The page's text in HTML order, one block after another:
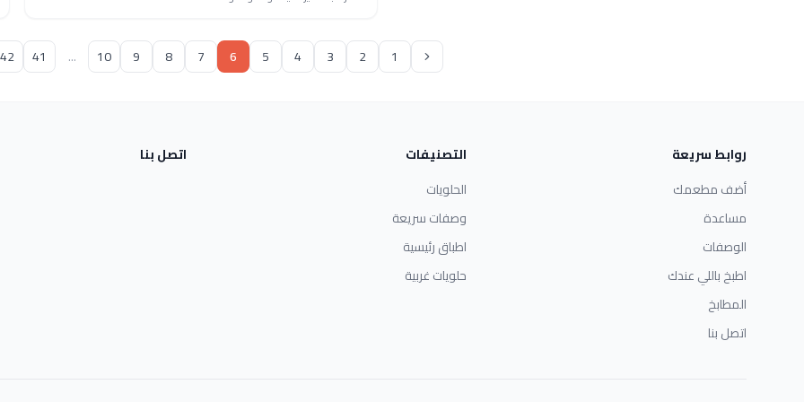
1
2
3
4
5
6
7
8
9
10
...
41
42
روابط سريعة
أضف مطعمك
مساعدة
الوصفات
اطبخ باللي عندك
المطابخ
اتصل بنا
التصنيفات
الحلويات
وصفات سريعة
اطباق رئيسية
حلويات غربية
اتصل بنا